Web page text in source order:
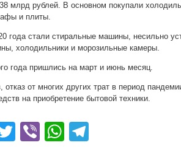
млрд рублей. В основном покупали
и плиты.
года стали стиральные машины, несильно
холодильники и морозильные камеры.
года пришлись на март и июнь месяц.
отказ от многих других трат в период
на приобретение бытовой техники.
Twitter
ViberWhatsApp